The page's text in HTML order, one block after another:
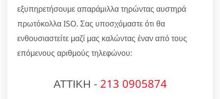
εξυπηρετήσουμε απαράμιλλα τηρώντας αυστηρά
πρωτόκολλα ISO. Σας υποσχόμαστε ότι θα
ενθουσιαστείτε μαζί μας καλώντας έναν από τους
επόμενους αριθμούς τηλεφώνου:
ΑΤΤΙΚΗ - 213 0905874